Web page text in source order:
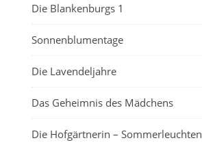
Die Blankenburgs 1
Sonnenblumentage
Die Lavendeljahre
Das Geheimnis des Mädchens
Die Hofgärtnerin – Sommerleuchten